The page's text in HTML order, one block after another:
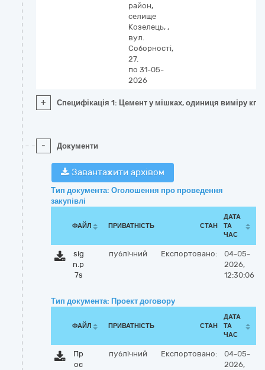
район,
селище
Козелець, ,
вул.
Соборності,
27.
по 31-05-
2026
+ Специфікація 1: Цемент у мішках, одиниця виміру кг
- Документи
Завантажити архівом
Тип документа: Оголошення про проведення
закупівлі
ФАЙЛ ПРИВАТНІСТЬ СТАН
ДАТА
ТА
ЧАС
sig
n.p
7s
публічний Експортовано:
04-05-
2026,
12:30:06
Тип документа: Проект договору
ФАЙЛ ПРИВАТНІСТЬ СТАН
ДАТА
ТА
ЧАС
Пр
оє
публічний Експортовано:
04-05-
2026,